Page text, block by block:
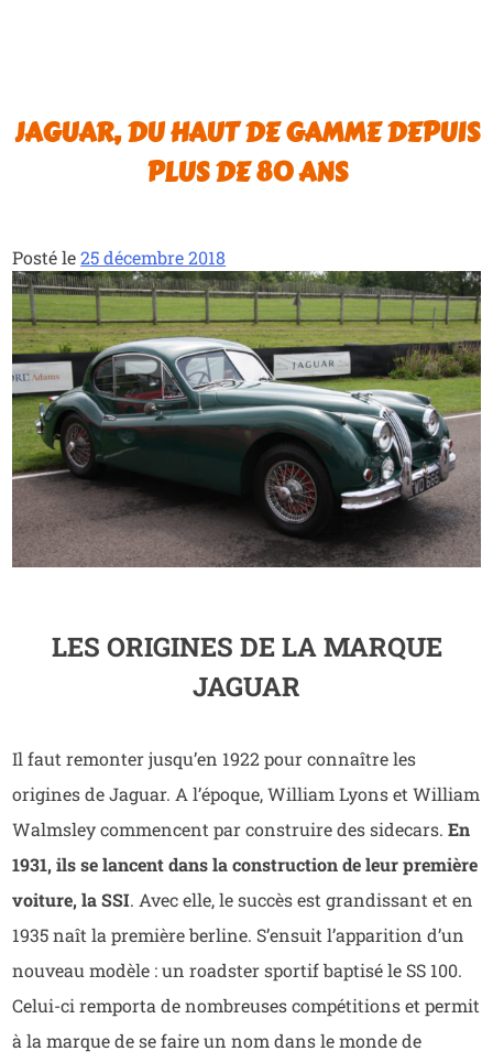
JAGUAR, DU HAUT DE GAMME DEPUIS
PLUS DE 80 ANS
Posté le25 décembre 2018
LES ORIGINES DE LA MARQUE
JAGUAR
Il faut remonter jusqu’en 1922 pour connaître les
origines de Jaguar. A l’époque, William Lyons et William
Walmsley commencent par construire des sidecars.En
1931, ils se lancent dans la construction de leur première
voiture, la SSI. Avec elle, le succès est grandissant et en
1935 naît la première berline. S’ensuit l’apparition d’un
nouveau modèle : un roadster sportif baptisé le SS 100.
Celui-ci remporta de nombreuses compétitions et permit
à la marque de se faire un nom dans le monde de